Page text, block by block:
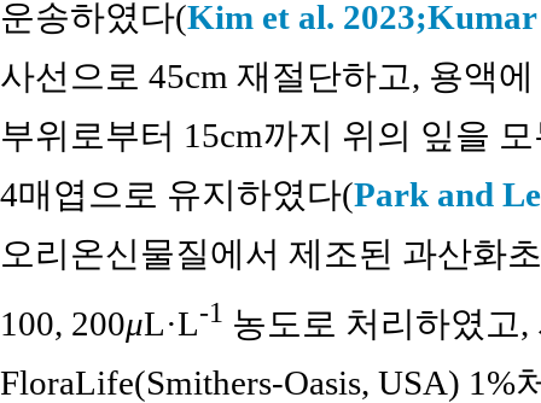
운송하였다(Kim et al. 2023;Kumar
사선으로 45cm 재절단하고, 용액
부위로부터 15cm까지 위의 잎을
4매엽으로 유지하였다(Park and
오리온신물질에서 제조된 과산화
100, 200μL·L-1 농도로 처리하였고
FloraLife(Smithers-Oasis, USA)